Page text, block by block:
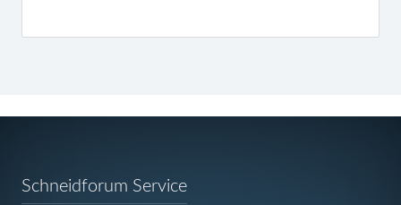
Schneidforum ServiceNavigation